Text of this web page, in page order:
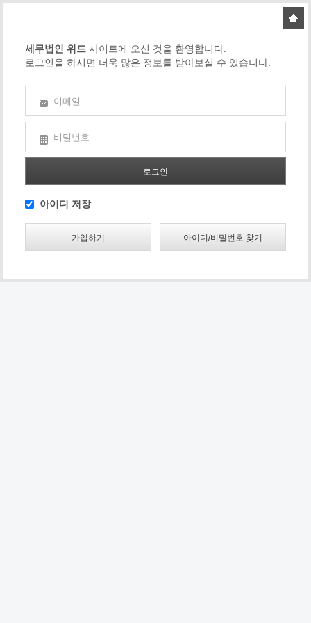
세무법인 위드 사이트에 오신 것을 환영합니다.
로그인을 하시면 더욱 많은 정보를 받아보실 수 있습니다.
이메일
비밀번호
아이디 저장
가입하기 아이디/비밀번호 찾기